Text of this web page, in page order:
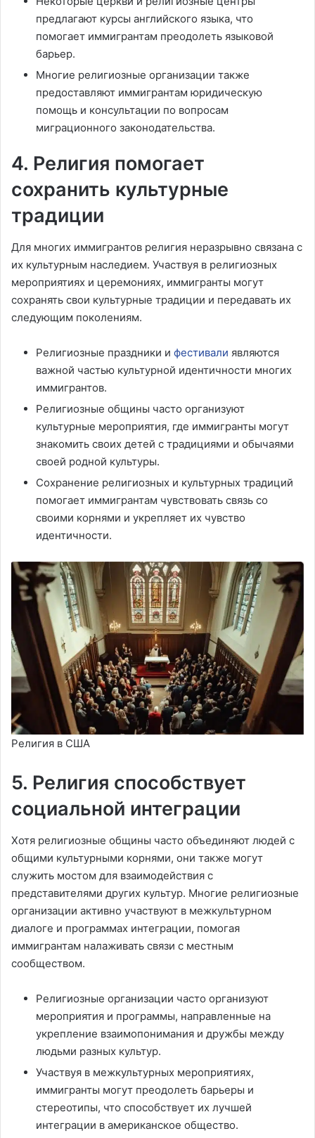
предлагают курсы английского языка, что
помогает иммигрантам преодолеть языковой
барьер.
Многие религиозные организации также
предоставляют иммигрантам юридическую
помощь и консультации по вопросам
миграционного законодательства.
4. Религия помогает
сохранить культурные
традиции
Для многих иммигрантов религия неразрывно связана с
их культурным наследием. Участвуя в религиозных
мероприятиях и церемониях, иммигранты могут
сохранять свои культурные традиции и передавать их
следующим поколениям.
Религиозные праздники и фестивали являются
важной частью культурной идентичности многих
иммигрантов.
Религиозные общины часто организуют
культурные мероприятия, где иммигранты могут
знакомить своих детей с традициями и обычаями
своей родной культуры.
Сохранение религиозных и культурных традиций
помогает иммигрантам чувствовать связь со
своими корнями и укрепляет их чувство
идентичности.
Религия в США
5. Религия способствует
социальной интеграции
Хотя религиозные общины часто объединяют людей с
общими культурными корнями, они также могут
служить мостом для взаимодействия с
представителями других культур. Многие религиозные
организации активно участвуют в межкультурном
диалоге и программах интеграции, помогая
иммигрантам налаживать связи с местным
сообществом.
Религиозные организации часто организуют
мероприятия и программы, направленные на
укрепление взаимопонимания и дружбы между
людьми разных культур.
Участвуя в межкультурных мероприятиях,
иммигранты могут преодолеть барьеры и
стереотипы, что способствует их лучшей
интеграции в американское общество.